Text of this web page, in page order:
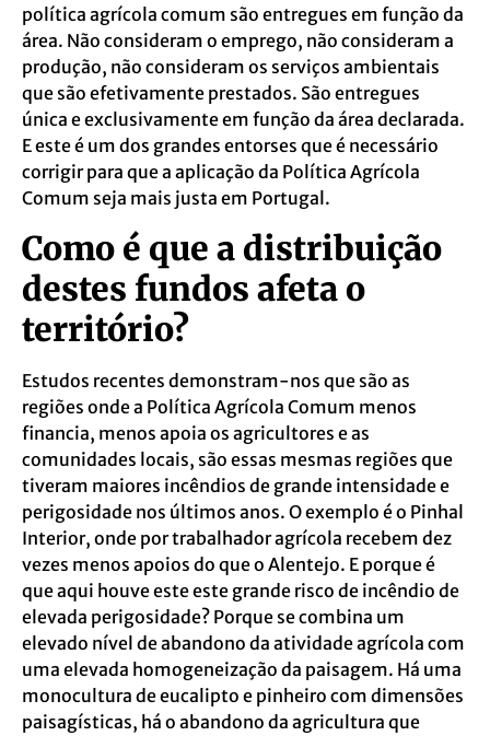
política agrícola comum são entregues em função da
área. Não consideram o emprego, não consideram a
produção, não consideram os serviços ambientais
que são efetivamente prestados. São entregues
única e exclusivamente em função da área declarada.
E este é um dos grandes entorses que é necessário
corrigir para que a aplicação da Política Agrícola
Comum seja mais justa em Portugal.
Como é que a distribuição
destes fundos afeta o
território?
Estudos recentes demonstram-nos que são as
regiões onde a Política Agrícola Comum menos
financia, menos apoia os agricultores e as
comunidades locais, são essas mesmas regiões que
tiveram maiores incêndios de grande intensidade e
perigosidade nos últimos anos. O exemplo é o Pinhal
Interior, onde por trabalhador agrícola recebem dez
vezes menos apoios do que o Alentejo. E porque é
que aqui houve este este grande risco de incêndio de
elevada perigosidade? Porque se combina um
elevado nível de abandono da atividade agrícola com
uma elevada homogeneização da paisagem. Há uma
monocultura de eucalipto e pinheiro com dimensões
paisagísticas, há o abandono da agricultura que